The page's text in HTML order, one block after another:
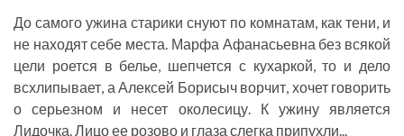
До самого ужина старики снуют по комнатам, как тени, и
не находят себе места. Марфа Афанасьевна без всякой
цели роется в белье, шепчется с кухаркой, то и дело
всхлипывает, а Алексей Борисыч ворчит, хочет говорить
о серьезном и несет околесицу. К ужину является
Лидочка. Лицо ее розово и глаза слегка припухли...